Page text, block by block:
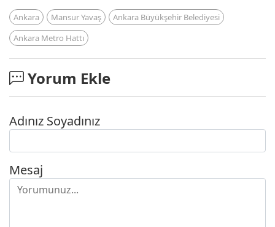
Ankara Mansur Yavaş
Ankara Büyükşehir Belediyesi
Ankara Metro Hattı
Yorum Ekle
Adınız Soyadınız
Mesaj